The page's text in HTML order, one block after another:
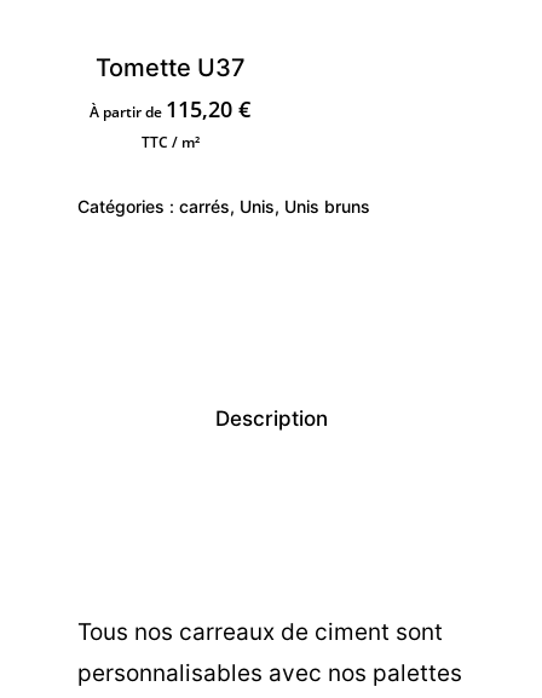
Tomette U37
À partir de 115,20€
TTC / m²
Catégories : carrés, Unis, Unis bruns
Description
Tous nos carreaux de ciment sont
personnalisables avec nos palettes